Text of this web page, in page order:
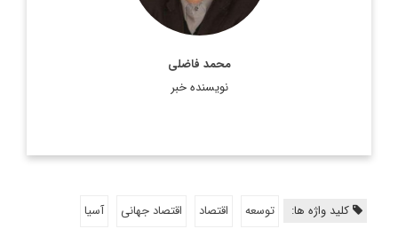
محمد فاضلی
نویسنده خبر
کلید واژه ها: توسعه اقتصاد اقتصاد جهانی آسیا